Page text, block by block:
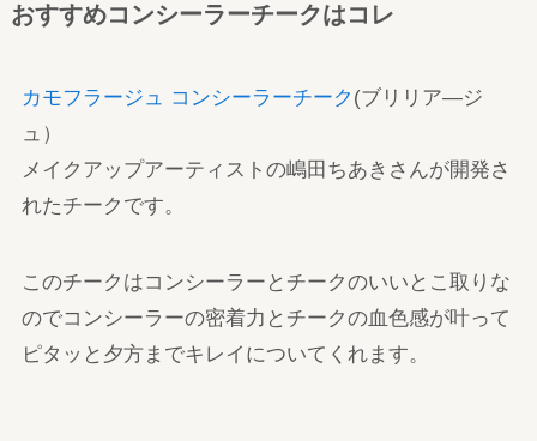
おすすめコンシーラーチークはコレ
カモフラージュ コンシーラーチーク (ブリリア―ジ
ュ）
メイクアップアーティストの嶋田ちあきさんが開発さ
れたチークです。
このチークはコンシーラーとチークのいいとこ取りな
のでコンシーラーの密着力とチークの血色感が叶って
ピタッと夕方までキレイについてくれます。